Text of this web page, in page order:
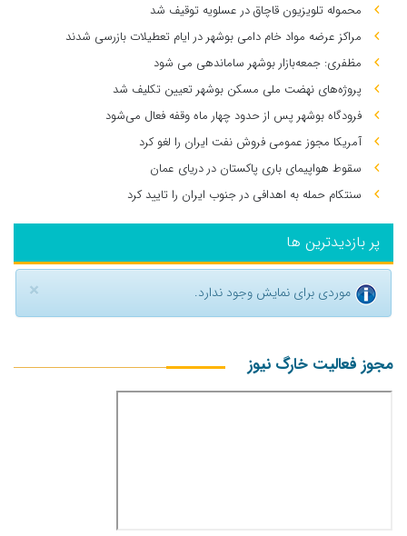
محموله تلویزیون قاچاق در عسلویه توقیف شد
مراکز عرضه مواد خام دامی بوشهر در ایام تعطیلات بازرسی شدند
مظفری: جمعه‌بازار بوشهر ساماندهی می‌ شود
پروژه‌های نهضت ملی مسکن بوشهر تعیین تکلیف شد
فرودگاه بوشهر پس از حدود چهار ماه وقفه فعال می‌شود
آمریکا مجوز عمومی فروش نفت ایران را لغو کرد
سقوط هواپیمای باری پاکستان در دریای عمان
سنتکام حمله به اهدافی در جنوب ایران را تایید کرد
پر بازدیدترین ها
× موردی برای نمایش وجود ندارد.
مجوز فعالیت خارگ نیوز